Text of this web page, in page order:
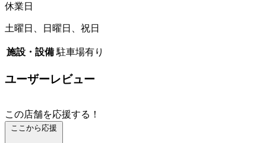
休業日
土曜日、日曜日、祝日
施設・設備 駐車場有り
ユーザーレビュー
この店舗を応援する！
ここから応援